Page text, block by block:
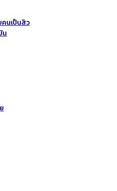
นเป็นสิว
น